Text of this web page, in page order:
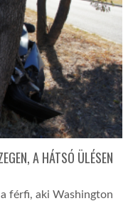
A HÁTSÓ ÜLÉSEN
férfi, aki Washington